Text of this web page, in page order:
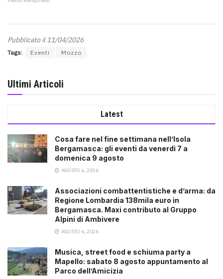
Pubblicato il 11/04/2026
Tags: Eventi Mozzo
Ultimi Articoli
Latest
Cosa fare nel fine settimana nell’Isola
Bergamasca: gli eventi da venerdì 7 a
domenica 9 agosto
AGOSTO 6, 2026
Associazioni combattentistiche e d’arma: da
Regione Lombardia 138mila euro in
Bergamasca. Maxi contributo al Gruppo
Alpini di Ambivere
AGOSTO 6, 2026
Musica, street food e schiuma party a
Mapello: sabato 8 agosto appuntamento al
Parco dell’Amicizia